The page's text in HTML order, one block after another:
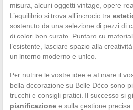
misura, alcuni oggetti vintage, opere
L’equilibrio si trova all’incrocio tra
sostenuto da una selezione di pezzi di
di colori ben curate. Puntare su
l’esistente, lasciare spazio alla
un interno moderno e unico.
Per nutrire le vostre idee e affinare il
bella decorazione su Belle Déco sono
trucchi e consigli pratici. Il successo si
pianificazionee sulla gestione precisa